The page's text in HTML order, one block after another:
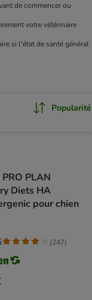
de commencer ou
votre vétérinaire
si l'état de santé général
Popularité
PLAN
Diets HA
pour chien
(247)